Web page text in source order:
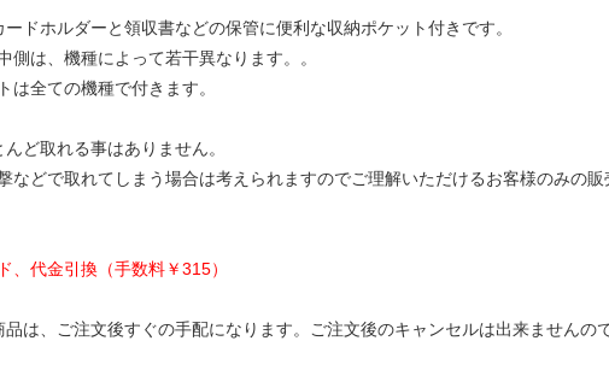
ドホルダーと領収書などの保管に便利な収納ポケット付きです。
は、機種によって若干異なります。。
全ての機種で付きます。
ど取れる事はありません。
などで取れてしまう場合は考えられますのでご理解いただけるお客様のみの販
、代金引換（手数料￥315）
は、ご注文後すぐの手配になります。ご注文後のキャンセルは出来ませんの